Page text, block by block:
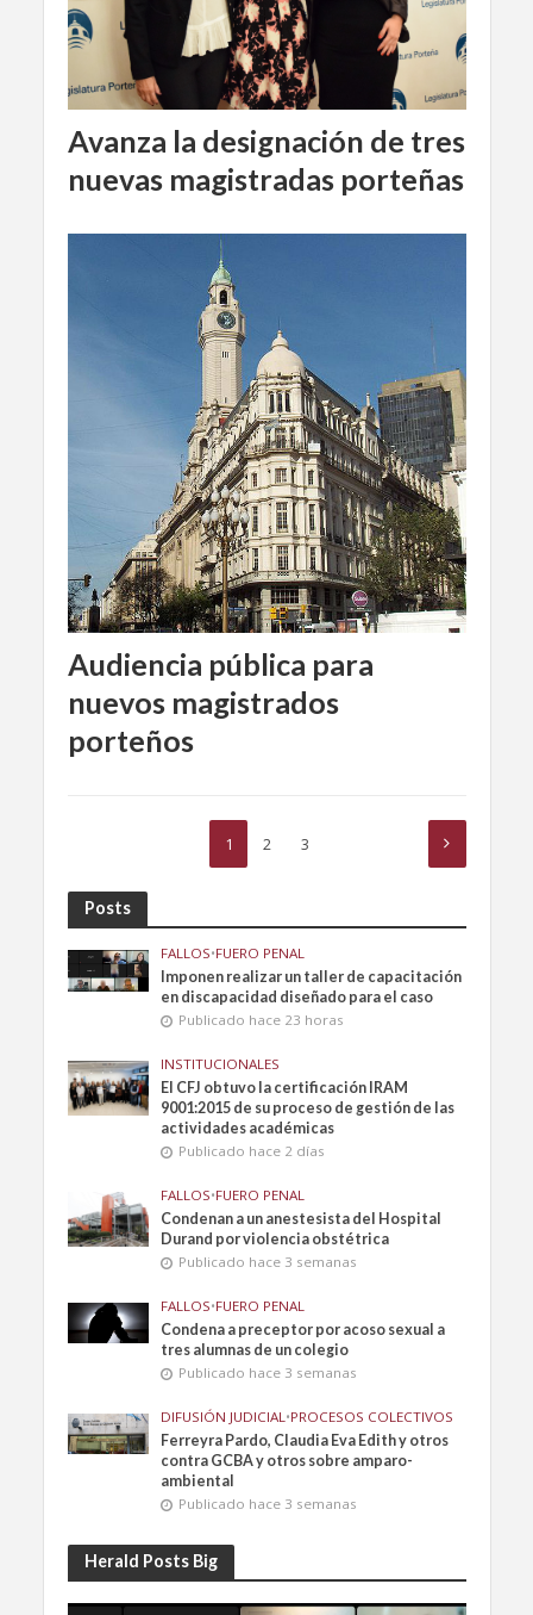
Avanza la designación de tres
nuevas magistradas porteñas
Audiencia pública para
nuevos magistrados
porteños
1 2 3
Posts
FALLOS•FUERO PENAL
Imponen realizar un taller de capacitación
en discapacidad diseñado para el caso
Publicado hace 23 horas
INSTITUCIONALES
El CFJ obtuvo la certificación IRAM
9001:2015 de su proceso de gestión de las
actividades académicas
Publicado hace 2 días
FALLOS•FUERO PENAL
Condenan a un anestesista del Hospital
Durand por violencia obstétrica
Publicado hace 3 semanas
FALLOS•FUERO PENAL
Condena a preceptor por acoso sexual a
tres alumnas de un colegio
Publicado hace 3 semanas
DIFUSIÓN JUDICIAL •PROCESOS COLECTIVOS
Ferreyra Pardo, Claudia Eva Edith y otros
contra GCBA y otros sobre amparo-
ambiental
Publicado hace 3 semanas
Herald Posts Big